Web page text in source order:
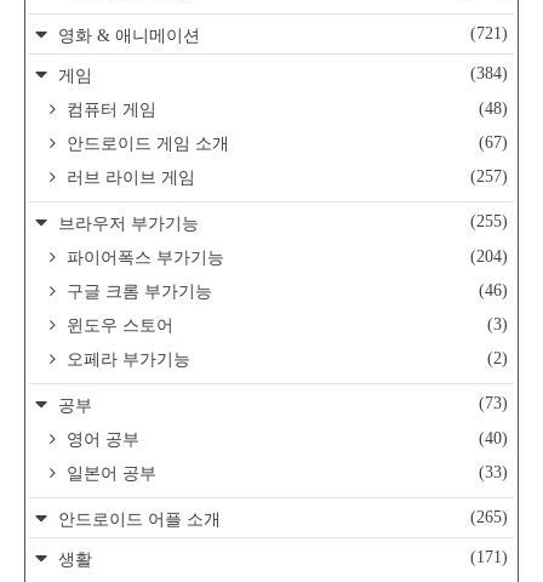
영화 & 애니메이션 (721)
게임
(384)
컴퓨터 게임
(48)
안드로이드 게임 소개
(67)
러브 라이브 게임
(257)
브라우저 부가기능
(255)
파이어폭스 부가기능
(204)
구글 크롬 부가기능
(46)
윈도우 스토어
(3)
오페라 부가기능
(2)
공부
(73)
영어 공부
(40)
일본어 공부
(33)
안드로이드 어플 소개 (265)
생활
(171)